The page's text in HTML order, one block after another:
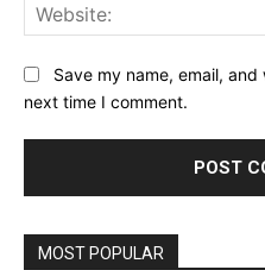
Save my name, email,
next time I comment.
MOST POPULAR